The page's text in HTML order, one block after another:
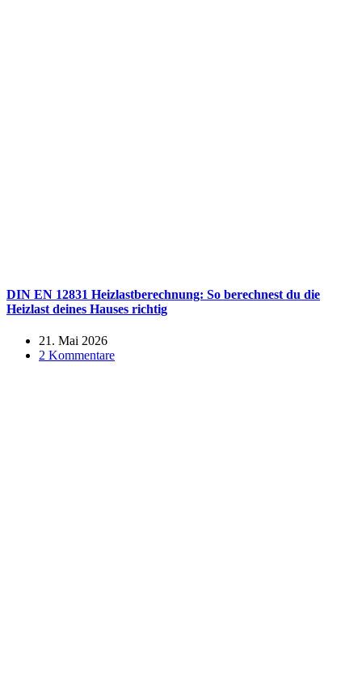
DIN EN 12831 Heizlastberechnung: So berechnest du die
Heizlast deines Hauses richtig
21. Mai 2026
2 Kommentare